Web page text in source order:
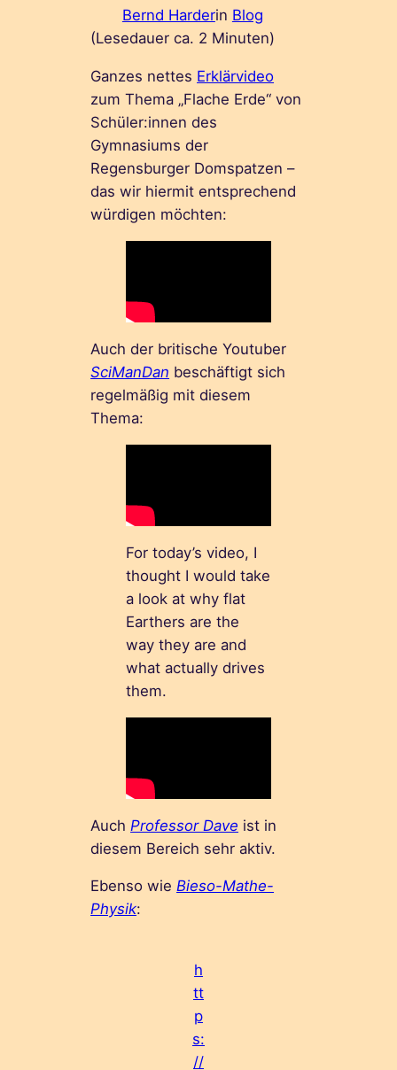
Bernd Harderin Blog
(Lesedauer ca. 2 Minuten)
Ganzes nettes Erklärvideo
zum Thema „Flache Erde“ von
Schüler:innen des
Gymnasiums der
Regensburger Domspatzen –
das wir hiermit entsprechend
würdigen möchten:
Auch der britische Youtuber
SciManDan beschäftigt sich
regelmäßig mit diesem
Thema:
For today’s video, I
thought I would take
a look at why flat
Earthers are the
way they are and
what actually drives
them.
Auch Professor Dave ist in
diesem Bereich sehr aktiv.
Ebenso wieBieso-Mathe-
Physik:
h
tt
p
s:
//